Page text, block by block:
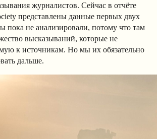
журналистов. Сейчас в отчёте
представлены данные первых двух
пока не анализировали, потому что там
высказываний, которые не
к источникам. Но мы их обязательно
дальше.